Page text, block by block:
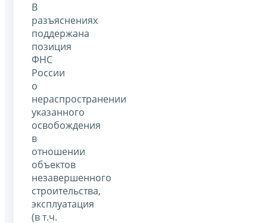
В
разъяснениях
поддержана
позиция
ФНС
России
о
нераспространении
указанного
освобождения
в
отношении
объектов
незавершенного
строительства,
эксплуатация
(в т.ч.